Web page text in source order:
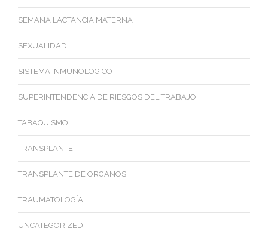
SEMANA LACTANCIA MATERNA
SEXUALIDAD
SISTEMA INMUNOLOGICO
SUPERINTENDENCIA DE RIESGOS DEL TRABAJO
TABAQUISMO
TRANSPLANTE
TRANSPLANTE DE ORGANOS
TRAUMATOLOGÍA
UNCATEGORIZED